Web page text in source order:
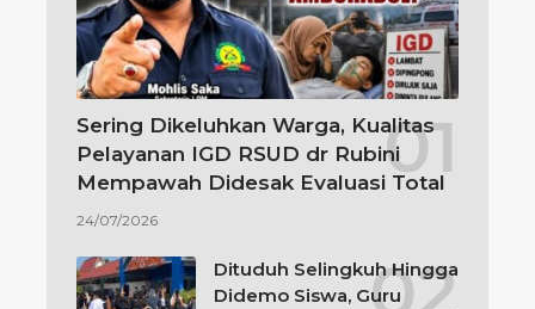
Sering Dikeluhkan Warga, Kualitas
Pelayanan IGD RSUD dr Rubini
Mempawah Didesak Evaluasi Total
24/07/2026
Dituduh Selingkuh Hingga
Didemo Siswa, Guru